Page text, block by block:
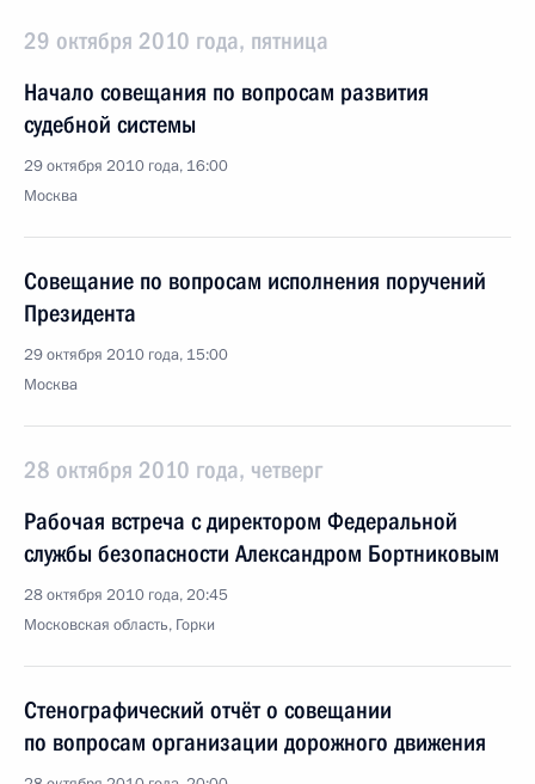
29 октября 2010 года, пятница
Начало совещания по вопросам развития
судебной системы
29 октября 2010 года, 16:00
Москва
Совещание по вопросам исполнения поручений
Президента
29 октября 2010 года, 15:00
Москва
28 октября 2010 года, четверг
Рабочая встреча с директором Федеральной
службы безопасности Александром Бортниковым
28 октября 2010 года, 20:45
Московская область, Горки
Стенографический отчёт о совещании
по вопросам организации дорожного движения